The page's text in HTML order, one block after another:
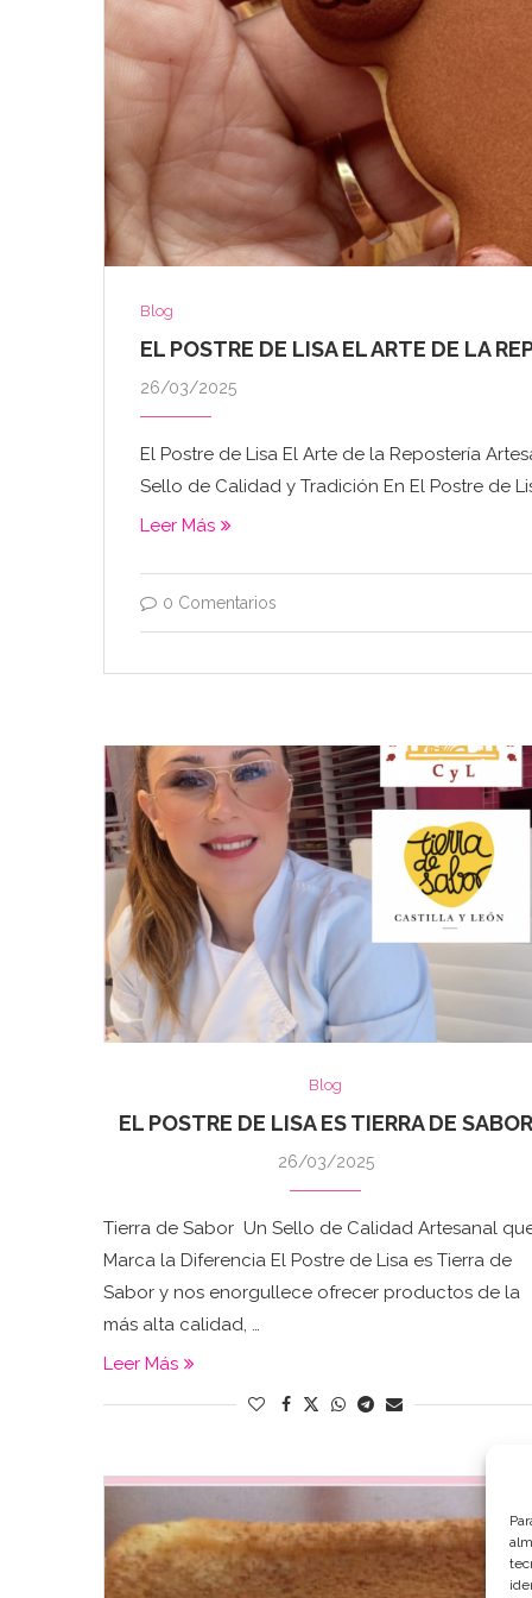
Blog
EL POSTRE DE LISA EL ARTE DE LA
26/03/2025
El Postre de Lisa El Arte de la Repostería
Sello de Calidad y Tradición En El Postre de
Leer Más
0 Comentarios
Blog
EL POSTRE DE LISA ES TIERRA DE SABOR
26/03/2025
Tierra de Sabor Un Sello de Calidad Artesanal
Marca la Diferencia El Postre de Lisa es Tierra de
Sabor y nos enorgullece ofrecer productos de la
más alta calidad, …
Leer Más